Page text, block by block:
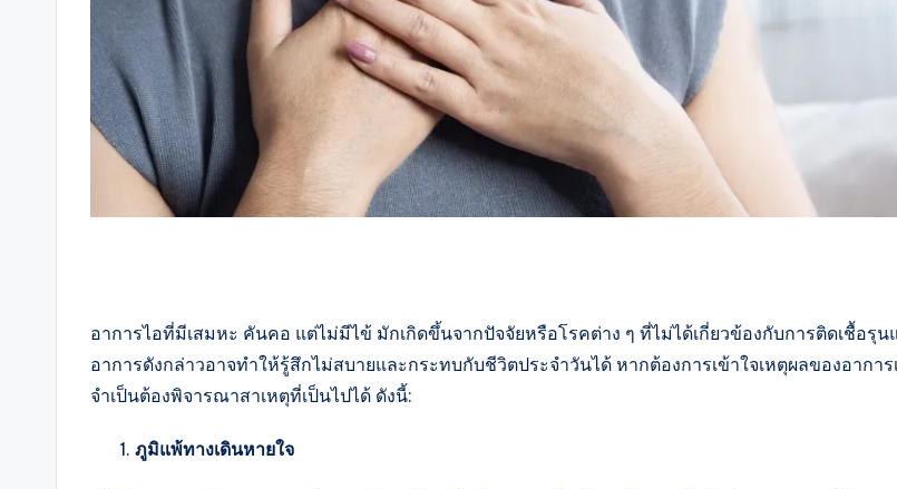
อาการไอที่มีเสมหะ คันคอ แต่ไม่มีไข้ มักเกิดขึ้นจากปัจจัยหรือโรคต่าง ๆ ที่ไม่ได้เกี่ยวข้องกับการติดเชื้อรุน
อาการดังกล่าวอาจทำให้รู้สึกไม่สบายและกระทบกับชีวิตประจำวันได้ หากต้องการเข้าใจเหตุผลของอากา
จำเป็นต้องพิจารณาสาเหตุที่เป็นไปได้ ดังนี้:
ภูมิแพ้ทางเดินหายใจ